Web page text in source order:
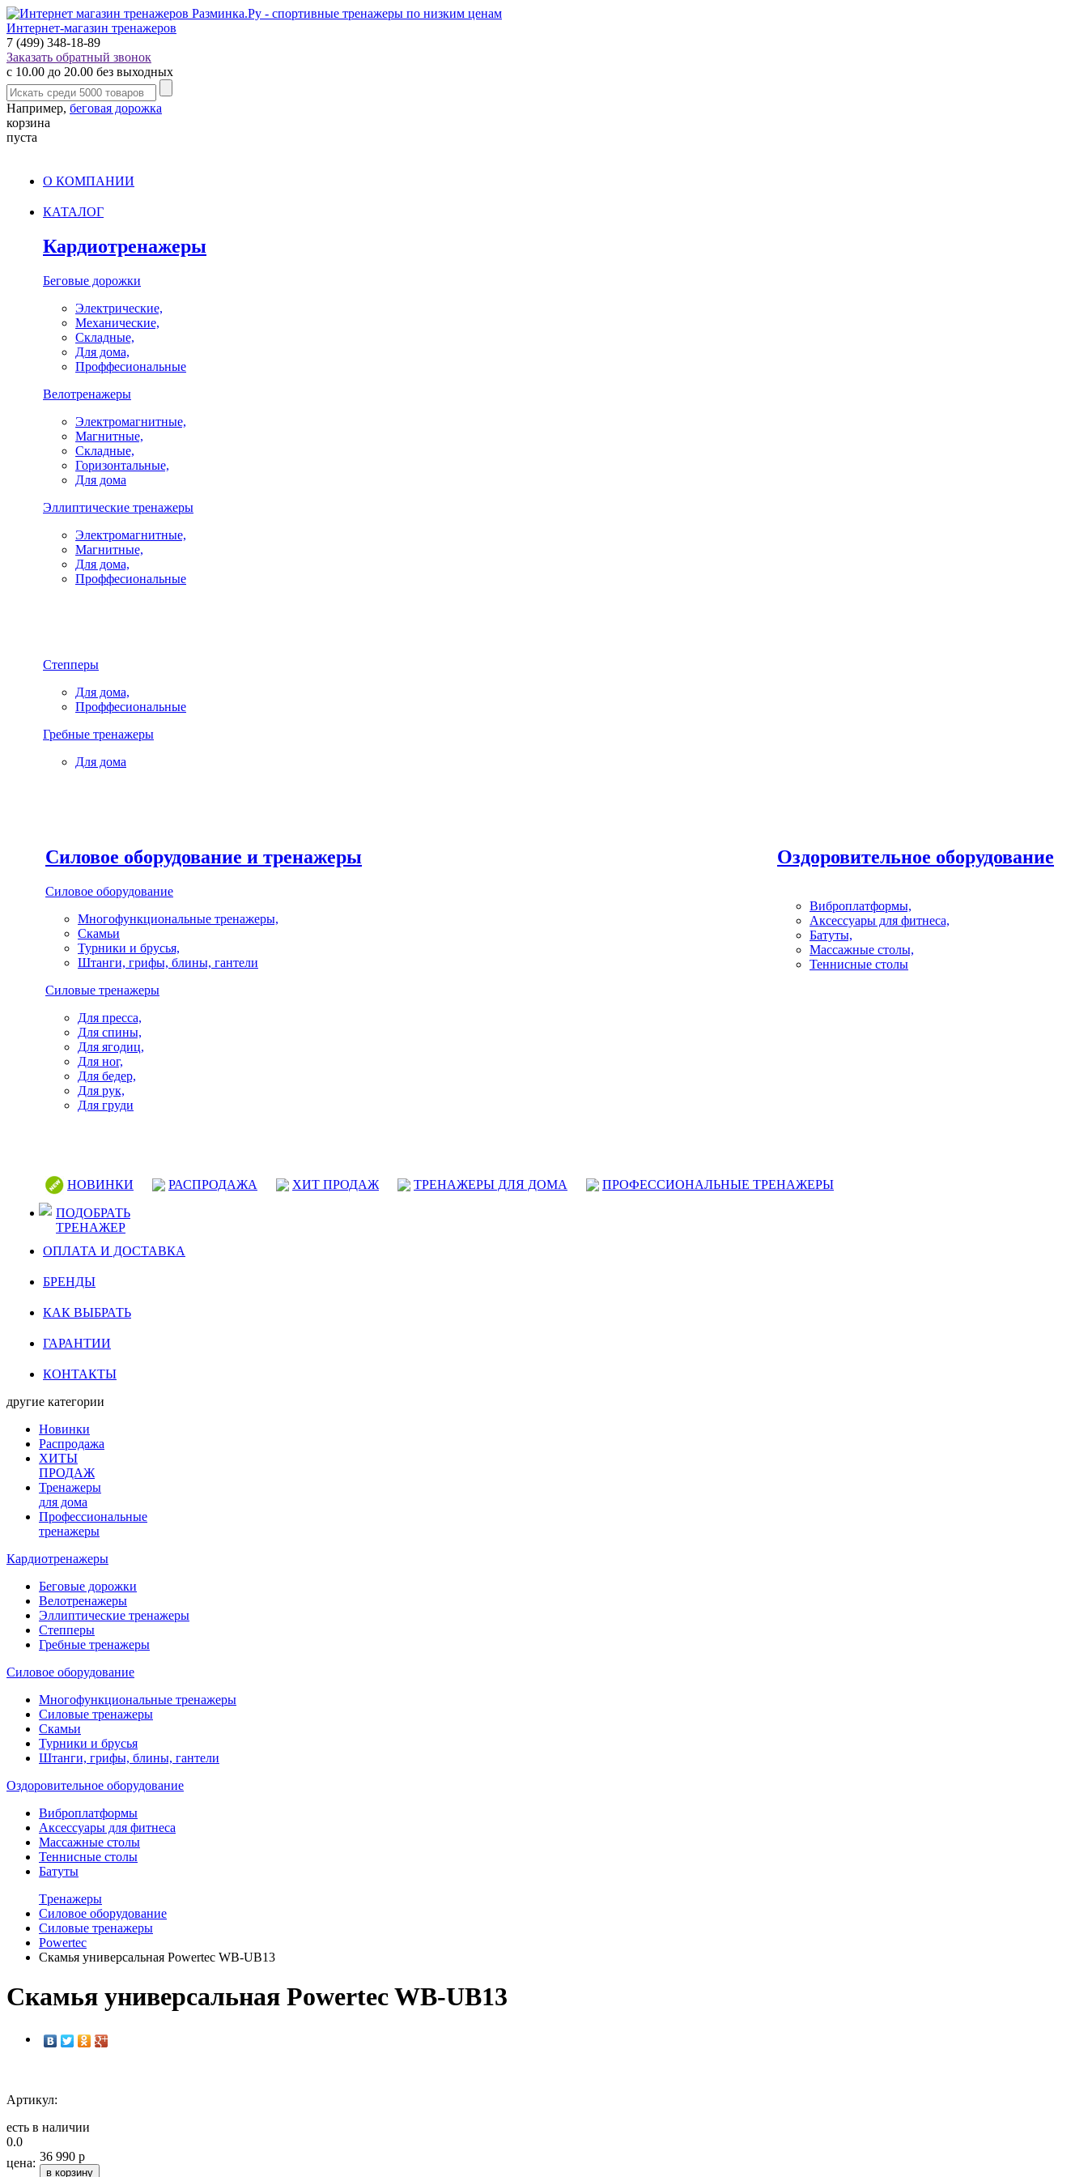
Интернет-магазин тренажеров
7 (499) 348-18-89
Заказать обратный звонок
с 10.00 до 20.00 без выходных
Например, беговая дорожка
корзина
пуста
О КОМПАНИИ
КАТАЛОГ
Кардиотренажеры
Беговые дорожки
Электрические,
Механические,
Складные,
Для дома,
Проффесиональные
Велотренажеры
Электромагнитные,
Магнитные,
Складные,
Горизонтальные,
Для дома
Эллиптические тренажеры
Электромагнитные,
Магнитные,
Для дома,
Проффесиональные
Степперы
Для дома,
Проффесиональные
Гребные тренажеры
Для дома
Силовое оборудование и тренажеры
Силовое оборудование
Многофункциональные тренажеры,
Скамьи
Турники и брусья,
Штанги, грифы, блины, гантели
Силовые тренажеры
Для пресса,
Для спины,
Для ягодиц,
Для ног,
Для бедер,
Для рук,
Для груди
Оздоровительное оборудование
Виброплатформы,
Аксессуары для фитнеса,
Батуты,
Массажные столы,
Теннисные столы
НОВИНКИ РАСПРОДАЖА ХИТ ПРОДАЖ ТРЕНАЖЕРЫ ДЛЯ ДОМА ПРОФЕССИОНАЛЬНЫЕ ТРЕНАЖЕРЫ
ПОДОБРАТЬ
ТРЕНАЖЕР
ОПЛАТА И ДОСТАВКА
БРЕНДЫ
КАК ВЫБРАТЬ
ГАРАНТИИ
КОНТАКТЫ
другие категории
Новинки
Распродажа
ХИТЫ
ПРОДАЖ
Тренажеры
для дома
Профессиональные
тренажеры
Кардиотренажеры
Беговые дорожки
Велотренажеры
Эллиптические тренажеры
Степперы
Гребные тренажеры
Силовое оборудование
Многофункциональные тренажеры
Силовые тренажеры
Скамьи
Турники и брусья
Штанги, грифы, блины, гантели
Оздоровительное оборудование
Виброплатформы
Аксессуары для фитнеса
Массажные столы
Теннисные столы
Батуты
Tренажеры
Силовое оборудование
Силовые тренажеры
Powertec
Скамья универсальная Powertec WB-UB13
Скамья универсальная Powertec WB-UB13
Артикул:
есть в наличии
0.0
цена: 36 990 р
в корзину